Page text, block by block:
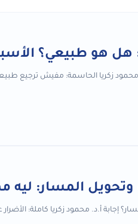
هل هو طبيعي؟
زكريا الحاسمة: مفيش ترجيع
المسار: ليه
إجابة أ.د. محمود زكريا كاملة: